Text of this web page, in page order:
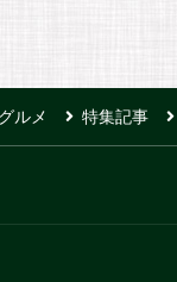
ルメ 特集記事